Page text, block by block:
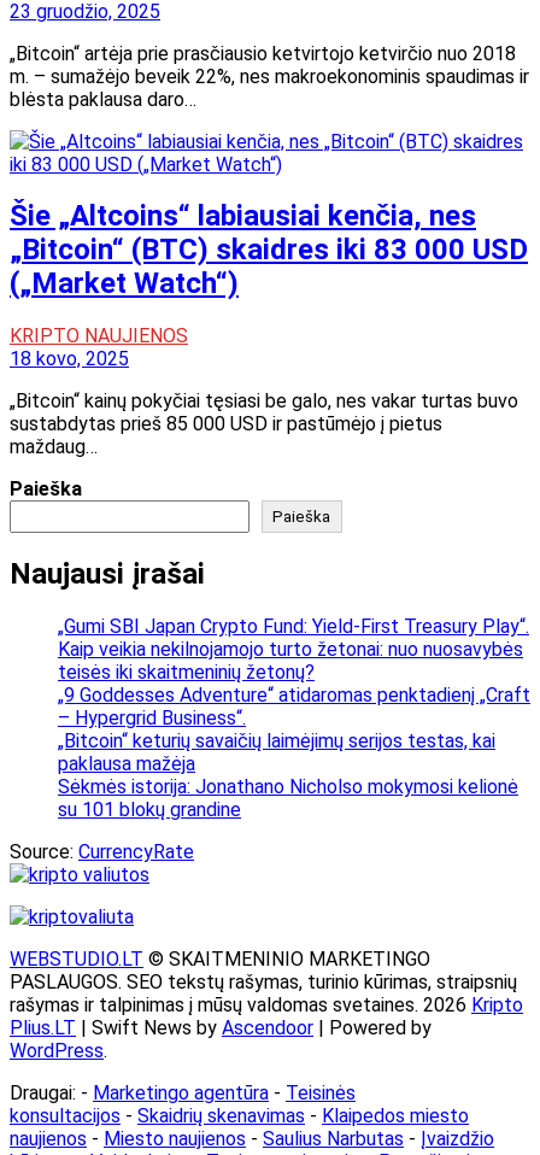
23 gruodžio, 2025
„Bitcoin“ artėja prie prasčiausio ketvirtojo ketvirčio nuo 2018
m. – sumažėjo beveik 22%, nes makroekonominis spaudimas ir
blėsta paklausa daro…
Šie „Altcoins“ labiausiai kenčia, nes
„Bitcoin“ (BTC) skaidres iki 83 000 USD
(„Market Watch“)
KRIPTO NAUJIENOS
18 kovo, 2025
„Bitcoin“ kainų pokyčiai tęsiasi be galo, nes vakar turtas buvo
sustabdytas prieš 85 000 USD ir pastūmėjo į pietus
maždaug…
Paieška
Paieška
Naujausi įrašai
„Gumi SBI Japan Crypto Fund: Yield-First Treasury Play“.
Kaip veikia nekilnojamojo turto žetonai: nuo nuosavybės
teisės iki skaitmeninių žetonų?
„9 Goddesses Adventure“ atidaromas penktadienį „Craft
– Hypergrid Business“.
„Bitcoin“ keturių savaičių laimėjimų serijos testas, kai
paklausa mažėja
Sėkmės istorija: Jonathano Nicholso mokymosi kelionė
su 101 blokų grandine
Source: CurrencyRate
WEBSTUDIO.LT © SKAITMENINIO MARKETINGO
PASLAUGOS. SEO tekstų rašymas, turinio kūrimas, straipsnių
rašymas ir talpinimas į mūsų valdomas svetaines. 2026 Kripto
Plius.LT | Swift News by Ascendoor | Powered by
WordPress.
Draugai: - Marketingo agentūra - Teisinės
konsultacijos - Skaidrių skenavimas - Klaipedos miesto
naujienos - Miesto naujienos - Saulius Narbutas - Įvaizdžio